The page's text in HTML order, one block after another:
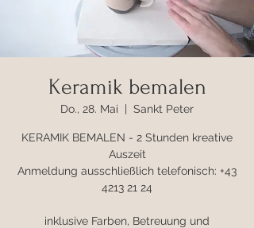
Keramik bemalen
Do., 28. Mai Sankt Peter
KERAMIK BEMALEN - 2 Stunden kreative
Auszeit
Anmeldung ausschließlich telefonisch: +43
4213 21 24
inklusive Farben, Betreuung und